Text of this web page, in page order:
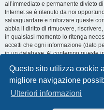
Questo sito utilizza cookie
migliore navigazione
Ulteriori informazioni
all’immediato e permanente divieto
Internet se è ritenuto da noi
salvaguardare e rinforzare queste
abbia il diritto di rimuovere,
in qualsiasi momento lo ritenga
accetti che ogni informazione (dato
in un database. Al contempo queste
nessuno senza il tuo consenso, né
ritenersi responsabili per qualsiasi
compromettere queste informazioni.